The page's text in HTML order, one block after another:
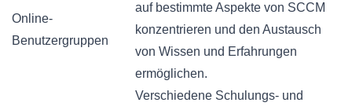
Online-
Benutzergruppen
auf bestimmte Aspekte von SCCM
konzentrieren und den Austausch
von Wissen und Erfahrungen
ermöglichen.
Verschiedene Schulungs- und